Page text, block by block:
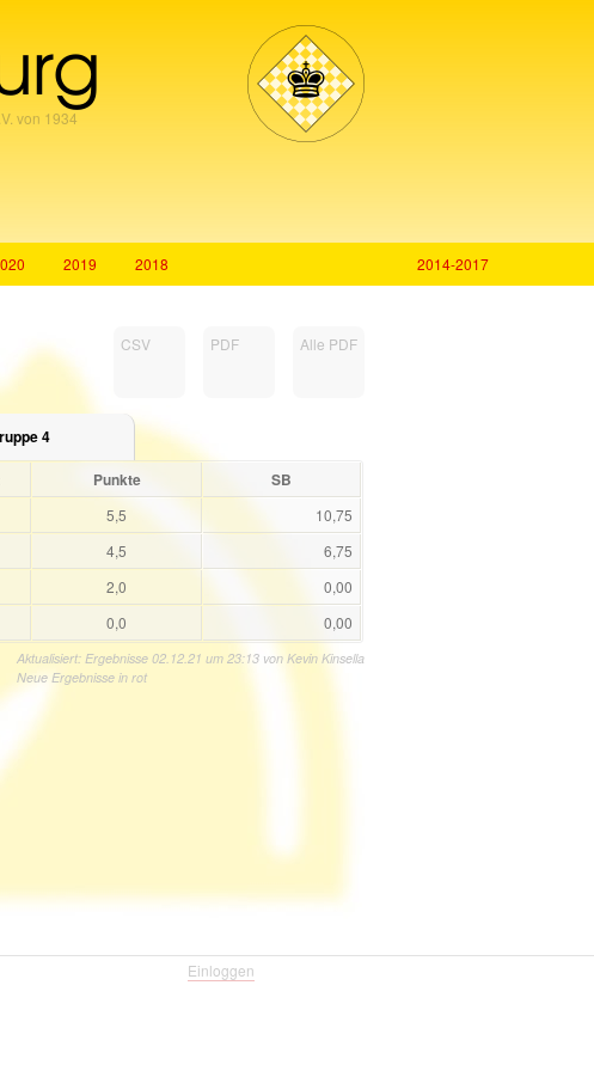
von 1934
2019 2018 2014-2017
CSV PDF Alle PDF
4
Punkte SB
5,5
10,75
4,5
6,75
2,0
0,00
0,0 0,00
Aktualisiert: Ergebnisse 02.12.21 um 23:13 von Kevin Kinsella
Neue Ergebnisse in rot
Einloggen